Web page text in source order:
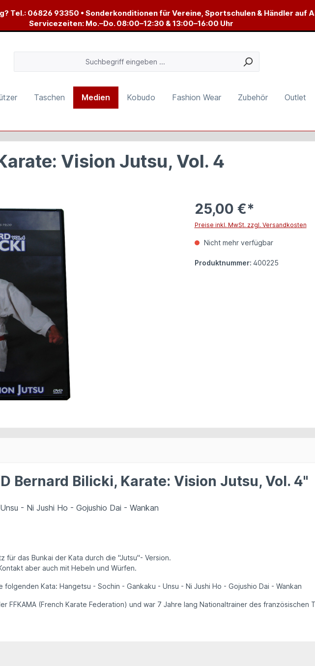
Tel.: 06826 93350 • Sonderkonditionen für Vereine, Sportschulen & Händler auf
Servicezeiten: Mo.–Do. 08:00–12:30 & 13:00–16:00 Uhr
Taschen Medien Kobudo Fashion Wear Zubehör Outlet
Vision Jutsu, Vol. 4
25,00 €*
Preise inkl. MwSt. zzgl. Versandkosten
Nicht mehr verfügbar
Produktnummer: 400225
Bernard Bilicki, Karate: Vision Jutsu, Vol. 4"
- Ni Jushi Ho - Gojushio Dai - Wankan
für das Bunkai der Kata durch die "Jutsu"- Version.
aber auch mit Hebeln und Würfen.
Kata: Hangetsu - Sochin - Gankaku - Unsu - Ni Jushi Ho - Gojushio Dai - Wankan
FFKAMA (French Karate Federation) und war 7 Jahre lang Nationaltrainer des französischen